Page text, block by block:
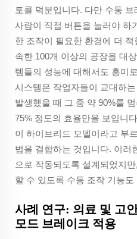
토콜 덕분입니다. 다만 수동
사람이 직접 버튼을 눌러야 하
한 조작이 필요한 환경에 더
속한 100개 이상의 공장을 대
템들의 성능에 대해서도 흥미
시스템은 작업자들이 교대하
발생했을 때 그 중 약 90%를
75% 정도의 효율만을 보입니
이 하이브리드 모델이라고 부
법을 결합하는 것입니다. 이러
으로 작동되도록 설계되었지
할 수 있도록 수동 조작 기능
사례 연구: 의료 및 고
모드 브레이크 적용